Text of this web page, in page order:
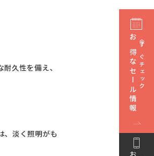
久性を備え、
、淡く照明がも
今すぐチェック
お得なセール情報